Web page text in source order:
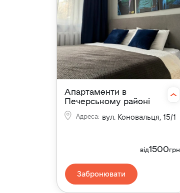
Апартаменти в
Печерському районі
Адреса: вул. Коновальця, 15/1
від1500грн
Забронювати